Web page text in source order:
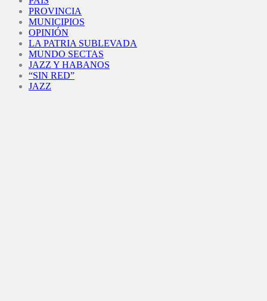
PROVINCIA
MUNICIPIOS
OPINIÓN
LA PATRIA SUBLEVADA
MUNDO SECTAS
JAZZ Y HABANOS
“SIN RED”
JAZZ